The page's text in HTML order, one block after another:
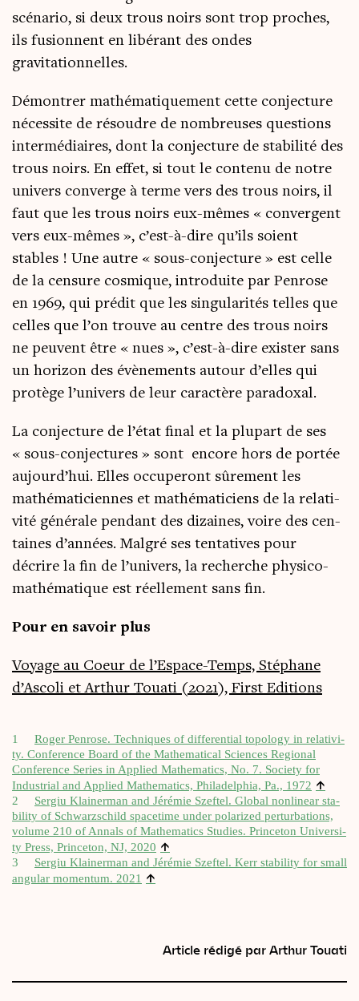
scé­na­rio, si deux trous noirs sont trop proches,
ils fusionnent en libé­rant des ondes
gravitationnelles.
Démon­trer mathé­ma­ti­que­ment cette conjec­ture
néces­site de résoudre de nom­breuses ques­tions
inter­mé­diaires, dont la conjec­ture de sta­bi­li­té des
trous noirs. En effet, si tout le conte­nu de notre
uni­vers converge à terme vers des trous noirs, il
faut que les trous noirs eux-mêmes « convergent
vers eux-mêmes », c’est-à-dire qu’ils soient
stables ! Une autre « sous-conjec­ture » est celle
de la cen­sure cos­mique, intro­duite par Pen­rose
en 1969, qui pré­dit que les sin­gu­la­ri­tés telles que
celles que l’on trouve au centre des trous noirs
ne peuvent être « nues », c’est-à-dire exis­ter sans
un hori­zon des évè­ne­ments autour d’elles qui
pro­tège l’univers de leur carac­tère paradoxal.
La conjec­ture de l’état final et la plu­part de ses
« sous-conjec­tures » sont encore hors de por­tée
aujourd’hui. Elles occu­pe­ront sûre­ment les
mathé­ma­ti­ciennes et mathé­ma­ti­ciens de la rela­ti­
vi­té géné­rale pen­dant des dizaines, voire des cen­
taines d’années. Mal­gré ses ten­ta­tives pour
décrire la fin de l’univers, la recherche phy­si­co-
mathé­ma­tique est réel­le­ment sans fin.
Pour en savoir plus
Voyage au Coeur de l’Espace-Temps, Sté­phane
d’Ascoli et Arthur Toua­ti (2021), First Edi­tions
1
Roger Pen­rose. Tech­niques of dif­fe­ren­tial topo­lo­gy in rela­ti­vi­
ty. Confe­rence Board of the Mathe­ma­ti­cal Sciences Regio­nal
Confe­rence Series in Applied Mathe­ma­tics, No. 7. Socie­ty for
Indus­trial and Applied Mathe­ma­tics, Phi­la­del­phia, Pa., 1972 ↑
2
Ser­giu Klai­ner­man and Jéré­mie Szef­tel. Glo­bal non­li­near sta­
bi­li­ty of Schwarz­schild spa­ce­time under pola­ri­zed per­tur­ba­tions,
volume 210 of Annals of Mathe­ma­tics Stu­dies. Prin­ce­ton Uni­ver­si­
ty Press, Prin­ce­ton, NJ, 2020 ↑
3
Ser­giu Klai­ner­man and Jéré­mie Szef­tel. Kerr sta­bi­li­ty for small
angu­lar momen­tum. 2021 ↑
Article rédigé par Arthur Touati